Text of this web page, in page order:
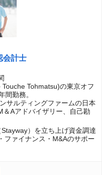
会計士
Tohmatsu)の東京オフ
間勤務。
サルティングファームの日本
Aアドバイザリー、自己勘
）を立ち上げ資金調達
ファイナンス・M&Aのサポー